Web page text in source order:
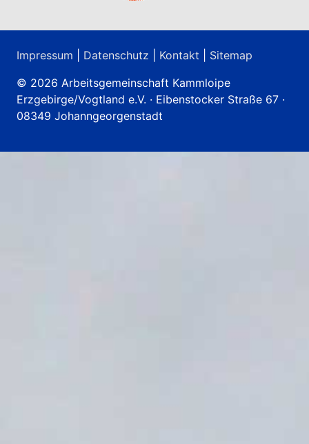
Impressum Datenschutz Kontakt
Sitemap
© 2026 Arbeitsgemeinschaft Kammloipe
Erzgebirge/Vogtland e.V. · Eibenstocker Straße 67 ·
08349 Johanngeorgenstadt